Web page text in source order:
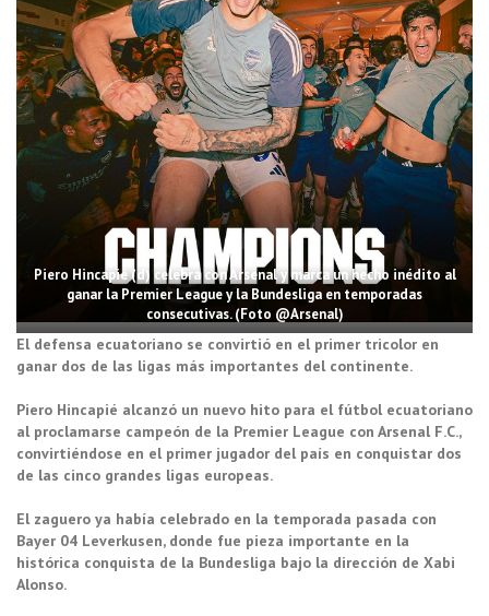
Piero Hincapié (d) celebra con Arsenal y marca un hecho inédito al
ganar la Premier League y la Bundesliga en temporadas
consecutivas. (Foto @Arsenal)
El defensa ecuatoriano se convirtió en el primer tricolor en
ganar dos de las ligas más importantes del continente.
Piero Hincapié alcanzó un nuevo hito para el fútbol ecuatoriano
al proclamarse campeón de la Premier League con Arsenal F.C.,
convirtiéndose en el primer jugador del país en conquistar dos
de las cinco grandes ligas europeas.
El zaguero ya había celebrado en la temporada pasada con
Bayer 04 Leverkusen, donde fue pieza importante en la
histórica conquista de la Bundesliga bajo la dirección de Xabi
Alonso.